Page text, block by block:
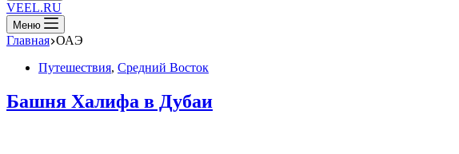
VEEL.RU
Меню
Главная ОАЭ
Путешествия, Средний Восток
Башня Халифа в Дубаи